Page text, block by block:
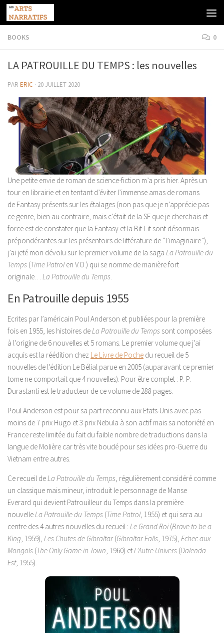
Skip to content
BOOKS 0
LA PATROUILLE DU TEMPS : les nouvelles
PAR ERIC · 20 JUILLET 2020
Une petite envie de roman de science-fiction m’a pris hier. Après un
tour en librairie et en tentant d’éviter l’immense amas de romans
de Fantasy présents sur les étalages (non pas que je n’apprécie pas
ce genre, bien au contraire, mais c’était de la SF que je cherchais et
force est de constater que la Fantasy et la Bit-Lit sont désormais
prépondérantes sur les présentoirs de littérature de “l’imaginaire”),
j’ai jeté mon dévolu sur le premier volume de la saga La Patrouille du
Temps (Time Patrolen V.O.) qui se nomme de manière fort
originale… La Patrouille du Temps.
En Patrouille depuis 1955
Ecrites par l’américain Poul Anderson et publiées pour la première
fois en 1955, les histoires deLa Patrouille du Temps sont composées
à l’origine de 6 nouvelles et 5 romans. Le premier volume que j’ai
acquis est la réédition chez Le Livre de Poche du recueil de 5
nouvelles de l’édition Le Bélial parue en 2005 (auparavant ce premier
tome ne comportait que 4 nouvelles). Pour être complet : P. P.
Durastanti est le traducteur de ce volume de 288 pages.
Poul Anderson est pour sa part reconnu aux Etats-Unis avec pas
moins de 7 prix Hugo et 3 prix Nebula à son actif mais sa notoriété en
France reste limitée du fait du faible nombre de traductions dans la
langue de Molière car très vite boudé pour ses idées pro-Guerre du
Vietnam entre autres.
Ce recueil deLa Patrouille du Temps, régulièrement considéré comme
un classique mais mineur, introduit le personnage de Manse
Everard qui devient Patrouilleur du Temps dans la première
nouvelleLa Patrouille du Temps (Time Patrol, 1955) et qui sera au
centre des 4 autres nouvelles du recueil : Le Grand Roi(Brave to be a
King, 1959), Les Chutes de Gibraltar (Gibraltar Falls, 1975), Echec aux
Mongols (The Only Game in Town, 1960) etL’Autre Univers (Dalenda
Est, 1955).